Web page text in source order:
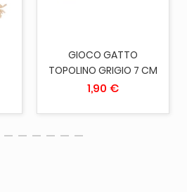
GIOCO GATTO
TOPOLINO GRIGIO 7 CM
1,90 €